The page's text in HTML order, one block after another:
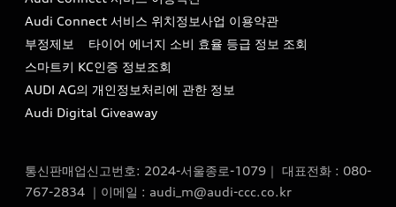
서비스 프로그램
아우디 e-tron 케어 프로그램
사설수리업체를 위한 권고사항
아우디 스토리
아우디 브랜드 히스토리
quattro 시스템
Audi Connect 서비스 위치정보사업 이용약관
부정제보
타이어 에너지 소비 효율 등급 정보 조회
스마트키 KC인증 정보조회
AUDI AG의 개인정보처리에 관한 정보
Audi Digital Giveaway
통신판매업신고번호: 2024-서울종로-1079｜ 대표전화 : 080-
767-2834 ｜이메일 : audi_m@audi-ccc.co.kr